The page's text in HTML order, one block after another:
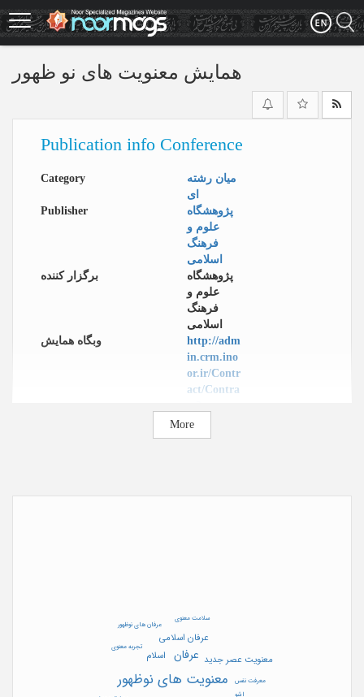
Skip
to
main
همایش معنویت‌ های نو ظهور
Publication info Conference
Category
میان رشته
ای
Publisher
پژوهشگاه
علوم و
فرهنگ
اسلامی
برگزار کننده
پژوهشگاه
علوم و
فرهنگ
اسلامی
وبگاه همایش
http://adm
in.crm.ino
or.ir/Contr
act/Contra
SearchPhr
ase=
More
معنویت های نوظهور
عرفان
عرفان اسلامی
اسلام معنویت عصر جدید
معرفت نفس
تجربه معنوی
اشو
سلامت معنوی
عرفان های نوظهور